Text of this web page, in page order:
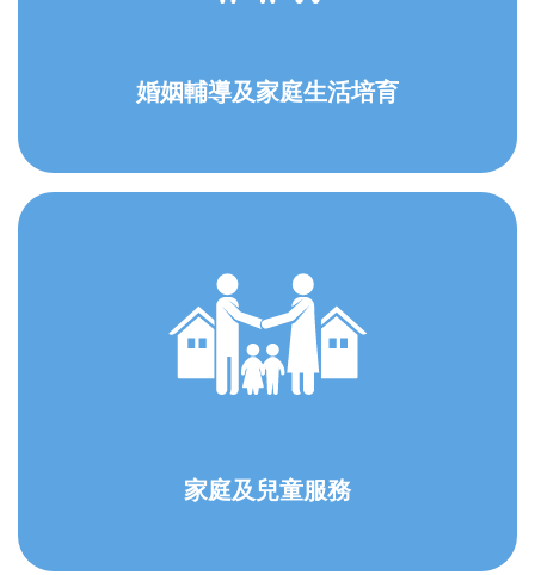
婚姻輔導及家庭生活培育
家庭及兒童服務